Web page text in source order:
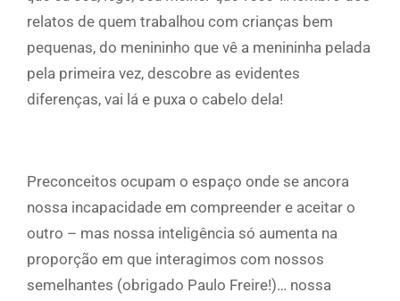
relatos de quem trabalhou com crianças bem
pequenas, do menininho que vê a menininha pelada
pela primeira vez, descobre as evidentes
diferenças, vai lá e puxa o cabelo dela!
Preconceitos ocupam o espaço onde se ancora
nossa incapacidade em compreender e aceitar o
outro – mas nossa inteligência só aumenta na
proporção em que interagimos com nossos
semelhantes (obrigado Paulo Freire!)… nossa